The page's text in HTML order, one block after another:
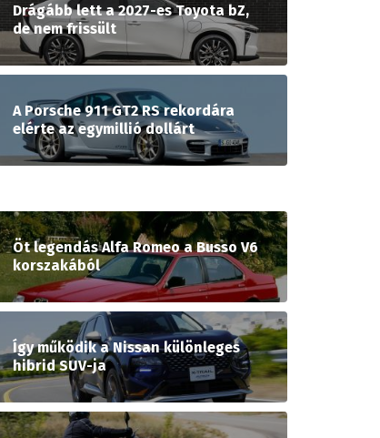
Drágább lett a 2027-es Toyota bZ,
de nem frissült
A Porsche 911 GT2 RS rekordára
elérte az egymillió dollárt
Öt legendás Alfa Romeo a Busso V6
korszakából
Így működik a Nissan különleges
hibrid SUV-ja